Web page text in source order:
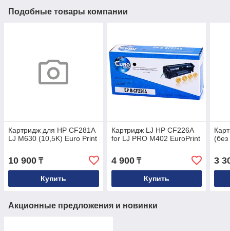
Подобные товары компании
Картридж для HP CF281A
LJ M630 (10,5K) Euro Print
10 900 ₸
Купить
Картридж LJ HP CF226A
for LJ PRO M402 EuroPrint
4 900₸
Купить
3
Акционные предложения и новинки